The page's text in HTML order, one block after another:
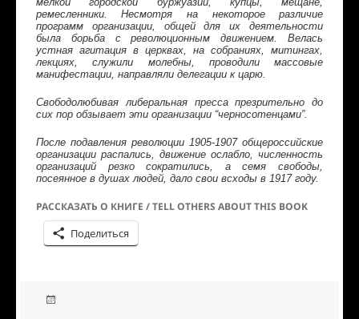
ремесленники. Несмотря на некоторое различие
программ организации, общей для их деятельности
была борьба с революционным движением. Велась
устная агитация в церквах, на собраниях, митингах,
лекциях, служили молебны, проводили массовые
манифестации, направляли делегации к царю.
Свободолюбивая либеральная пресса презрительно до
сих пор обзывает эти организации “черносотенцами”.
После подавления революции 1905-1907 общероссийские
организации распались, движение ослабло, численность
организаций резко сократились, а семя свободы,
посеянное в душах людей, дало свои всходы в 1917 году.
РАССКАЗАТЬ О КНИГЕ / TELL OTHERS ABOUT THIS BOOK
Поделиться